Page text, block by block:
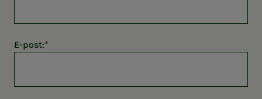
E-post: